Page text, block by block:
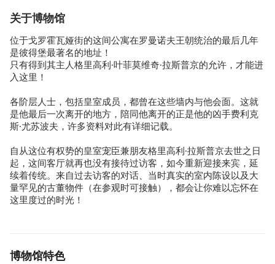
关于博物馆
位于戈罗霍瓦娅街的这间公寓在罗曼诺夫王朝统治的最后几年
是彼得堡最著名的地址！
只有得到其主人格里高利·叶菲莫维奇·拉斯普京的允许，才能进
入这里！
各阶层人士，包括皇室成员，都曾在这些墙内与他会面。这就
是他最后一次离开的地方，陪同他离开的正是他的凶手费利克
斯·尤苏波夫，许多资料对此有详细记载。
自从这位有权势的皇室宠臣兼朋友格里高利·拉斯普京去世之日
起，这间客厅就再也没有接待过访客，如今重新迎接来宾，延
续着传统。来自过去访客的对话、当时真实的室内陈设以及大
量罕见的古董物件（在参观时可接触），都会让你难以忘怀在
这里度过的时光！
博物馆特色